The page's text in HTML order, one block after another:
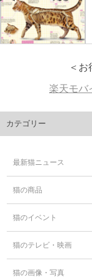
＜
楽天モバ
カテゴリー
最新猫ニュース
猫の商品
猫のイベント
猫のテレビ・映画
猫の画像・写真